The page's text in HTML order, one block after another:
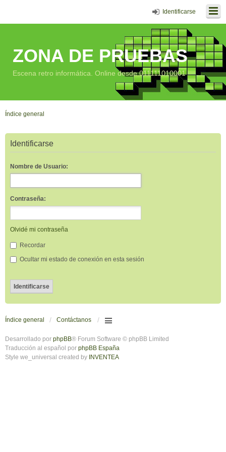
Identificarse
ZONA DE PRUEBAS
Escena retro informática. Online desde 011111010001
Índice general
Identificarse
Nombre de Usuario:
Contraseña:
Olvidé mi contraseña
Recordar
Ocultar mi estado de conexión en esta sesión
Índice general Contáctanos
Desarrollado por phpBB® Forum Software © phpBB Limited
Traducción al español por phpBB España
Style we_universal created by INVENTEA